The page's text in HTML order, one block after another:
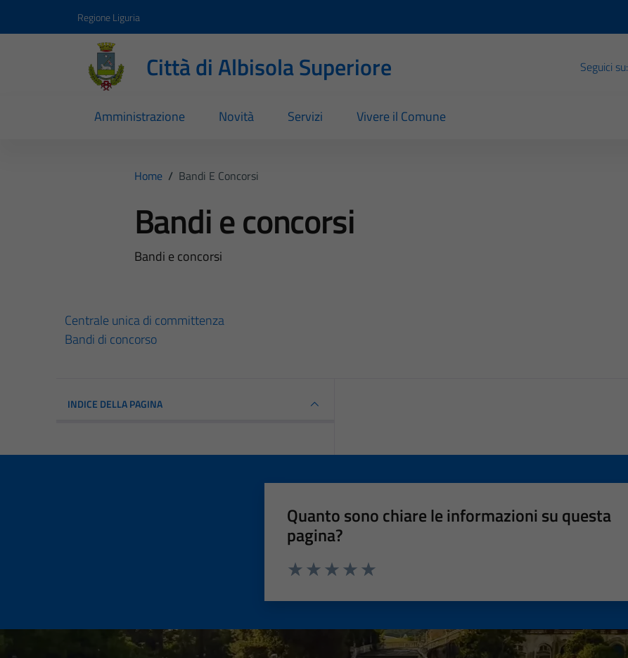
Regione Liguria
Città di Albisola Superiore Seguici su:
Amministrazione Novità Servizi Vivere il Comune
Home / Bandi E Concorsi
Bandi e concorsi
Bandi e concorsi
Centrale unica di committenza
Bandi di concorso
INDICE DELLA PAGINA
Quanto sono chiare le informazioni su questa
pagina?